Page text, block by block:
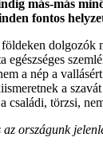
más-más
fontos
dolgozók
egészséges
a nép a
a
családi, törzsi,
az országunk